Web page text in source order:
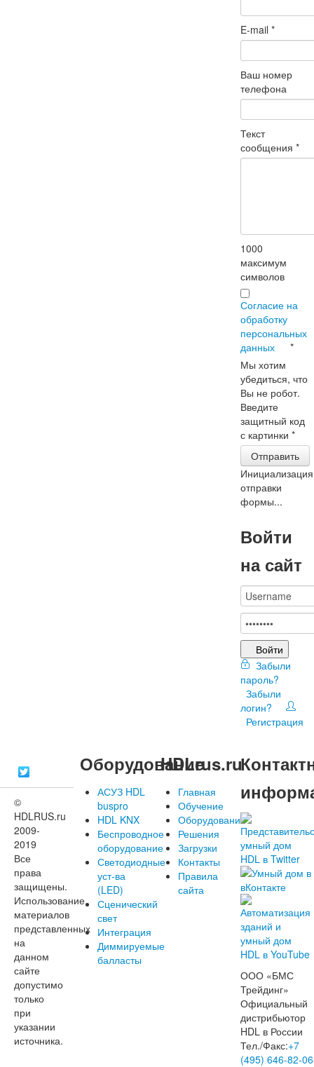
E-mail*
Ваш номер
телефона
Текст
сообщения*
1000
максимум
символов
Согласие на
обработку
персональных
данных
*
Мы хотим
убедиться, что
Вы не робот.
Введите
защитный код
с картинки*
Отправить
Инициализация
отправки
формы...
Войти
на сайт
Войти
Забыли
пароль?
Забыли
логин?
Регистрация
©
HDLRUS.ru
2009-
2019
Все
права
защищены.
Использование
материалов
представленных
на
данном
сайте
допустимо
только
при
указании
источника.
Оборудование
АСУЗ HDL
buspro
HDL KNX
Беспроводное
оборудование
Светодиодные
уст-ва
(LED)
Сценический
свет
Интеграция
Диммируемые
балласты
HDLrus.ru
Главная
Обучение
Оборудование
Решения
Загрузки
Контакты
Правила
сайта
ООО «БМС
Трейдинг»
Официальный
дистрибьютор
HDL в России
Тел./Факс:+7
(495) 646-82-06